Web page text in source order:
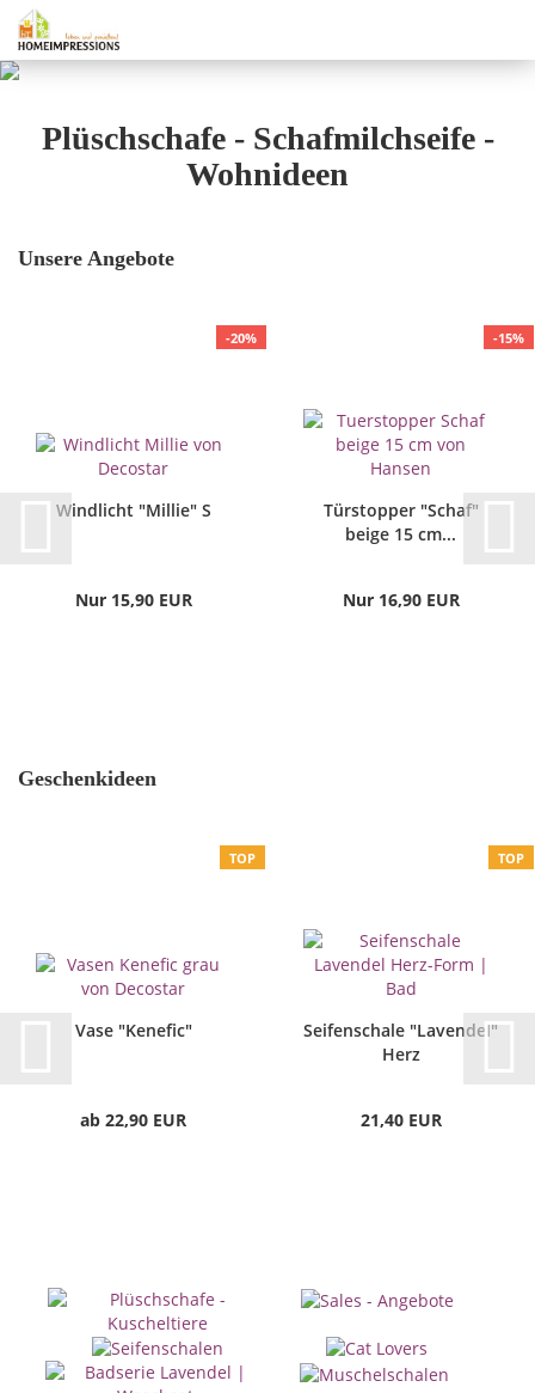
Plüschschafe - Schafmilchseife -
Wohnideen
Unsere Angebote
-20%
Windlicht "Millie" S
Nur 15,90 EUR
-15%
Türstopper "Schaf"
beige 15 cm...
Nur 16,90 EUR
Geschenkideen
TOP
Vase "Kenefic"
ab 22,90 EUR
TOP
Seifenschale "Lavendel"
Herz
21,40 EUR